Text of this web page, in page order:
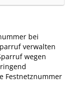
bei
verwalten
wegen
Festnetznummer